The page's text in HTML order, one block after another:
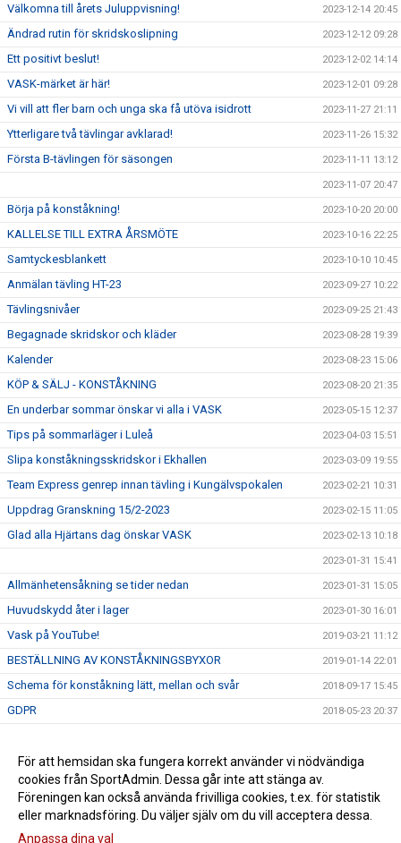
Välkomna till årets Juluppvisning! 2023-12-14 20:45
Ändrad rutin för skridskoslipning 2023-12-12 09:28
Ett positivt beslut! 2023-12-02 14:14
VASK-märket är här! 2023-12-01 09:28
Vi vill att fler barn och unga ska få utöva isidrott 2023-11-27 21:11
Ytterligare två tävlingar avklarad! 2023-11-26 15:32
Första B-tävlingen för säsongen 2023-11-11 13:12
2023-11-07 20:47
Börja på konståkning! 2023-10-20 20:00
KALLELSE TILL EXTRA ÅRSMÖTE 2023-10-16 22:25
Samtyckesblankett 2023-10-10 10:45
Anmälan tävling HT-23 2023-09-27 10:22
Tävlingsnivåer 2023-09-25 21:43
Begagnade skridskor och kläder 2023-08-28 19:39
Kalender 2023-08-23 15:06
KÖP & SÄLJ - KONSTÅKNING 2023-08-20 21:35
En underbar sommar önskar vi alla i VASK 2023-05-15 12:37
Tips på sommarläger i Luleå 2023-04-03 15:51
Slipa konståkningsskridskor i Ekhallen 2023-03-09 19:55
Team Express genrep innan tävling i Kungälvspokalen 2023-02-21 10:31
Uppdrag Granskning 15/2-2023 2023-02-15 11:05
Glad alla Hjärtans dag önskar VASK 2023-02-13 10:18
2023-01-31 15:41
Allmänhetensåkning se tider nedan 2023-01-31 15:05
Huvudskydd åter i lager 2023-01-30 16:01
Vask på YouTube! 2019-03-21 11:12
BESTÄLLNING AV KONSTÅKNINGSBYXOR 2019-01-14 22:01
Schema för konståkning lätt, mellan och svår 2018-09-17 15:45
GDPR 2018-05-23 20:37
VASK-dagen 2017-09-13 10:33
Säsongen 2017/2018 2017-08-29 10:05
För att hemsidan ska fungera korrekt använder vi nödvändiga
cookies från SportAdmin. Dessa går inte att stänga av.
Föreningen kan också använda frivilliga cookies, t.ex. för statistik
eller marknadsföring. Du väljer själv om du vill acceptera dessa.
Anpassa dina val